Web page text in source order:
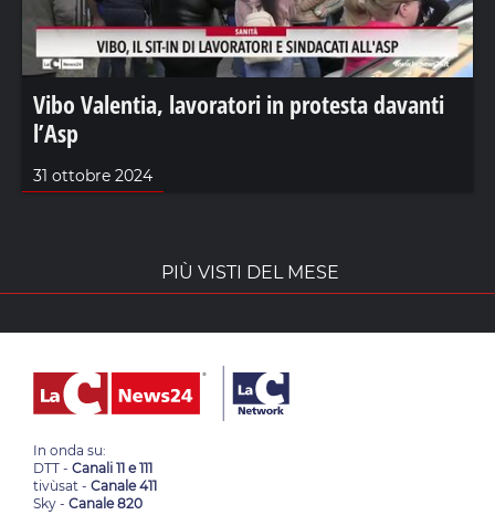
Vibo Valentia, lavoratori in protesta davanti
l’Asp
31 ottobre 2024
PIÙ VISTI DEL MESE
In onda su:
DTT - Canali 11 e 111
tivùsat - Canale 411
Sky - Canale 820